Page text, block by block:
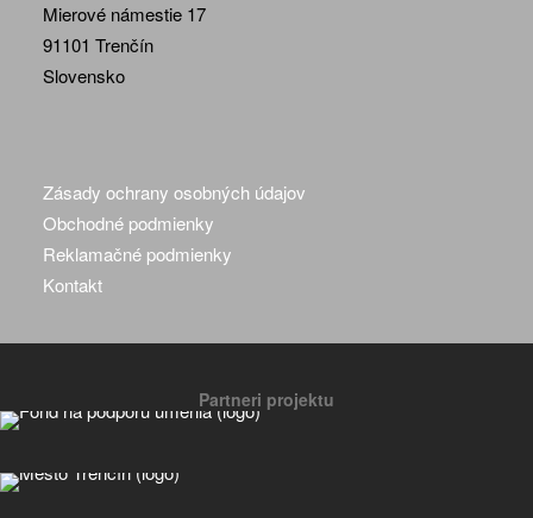
Mierové námestie 17
91101 Trenčín
Slovensko
Zásady ochrany osobných údajov
Obchodné podmienky
Reklamačné podmienky
Kontakt
Partneri projektu